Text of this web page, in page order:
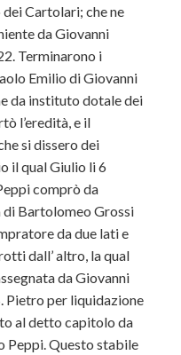
Cartolari; che ne
da Giovanni
Terminarono i
Emilio di Giovanni
da instituto dotale dei
l’eredità, e il
si dissero dei
il qual Giulio li 6
comprò da
di Bartolomeo Grossi
da due lati e
dall’ altro, la qual
da Giovanni
Pietro per liquidazione
al detto capitolo da
Peppi. Questo stabile